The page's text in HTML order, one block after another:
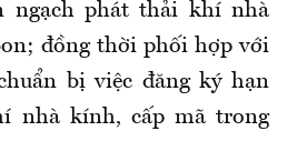
ngạch phát thải khí nhà
đồng thời phối hợp với
bị việc đăng ký hạn
nhà kính, cấp mã trong